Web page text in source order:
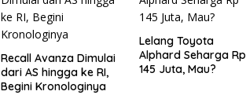
Recall Avanza Dimulai
dari AS hingga ke RI,
Begini Kronologinya
Lelang Toyota
Alphard Seharga Rp
145 Juta, Mau?